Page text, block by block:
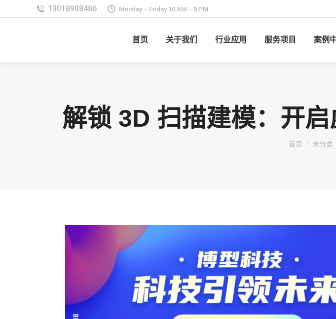
Monday – Friday 10 AM – 8 PM
首页 关于我们 行业应用 服务项目 案例
解锁 3D 扫描建模：开
您在这里：
首页 未分类